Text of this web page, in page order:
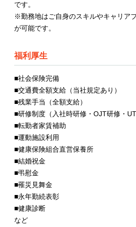
です。
※勤務地はご自身のスキルやキャリア
が可能です。
福利厚生
■社会保険完備
■交通費全額支給（当社規定あり）
■残業手当（全額支給）
■研修制度（入社時研修・OJT研修・
■転勤者家賃補助
■運動施設利用
■健康保険組合直営保養所
■結婚祝金
■弔慰金
■罹災見舞金
■永年勤続表彰
■健康診断
など